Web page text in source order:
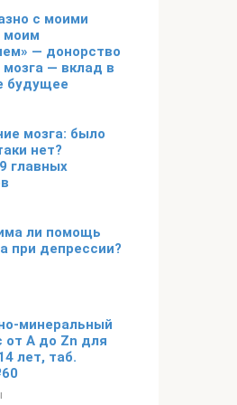
с моими
моим
— донорство
мозга — вклад в
будущее
мозга: было
нет?
главных
ли помощь
при депрессии?
минеральный
от А до Zn для
лет, таб.